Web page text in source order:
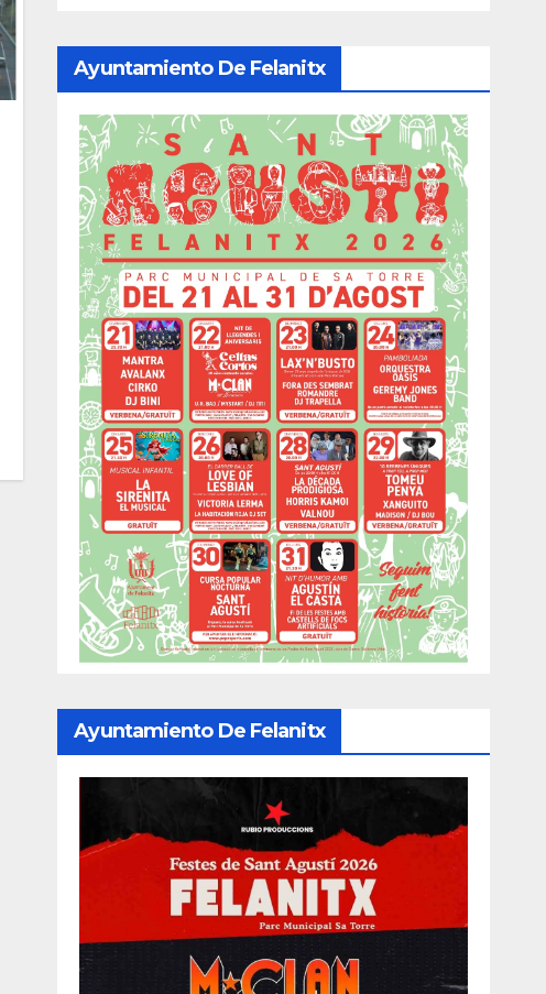
Ayuntamiento De Felanitx
Ayuntamiento De Felanitx